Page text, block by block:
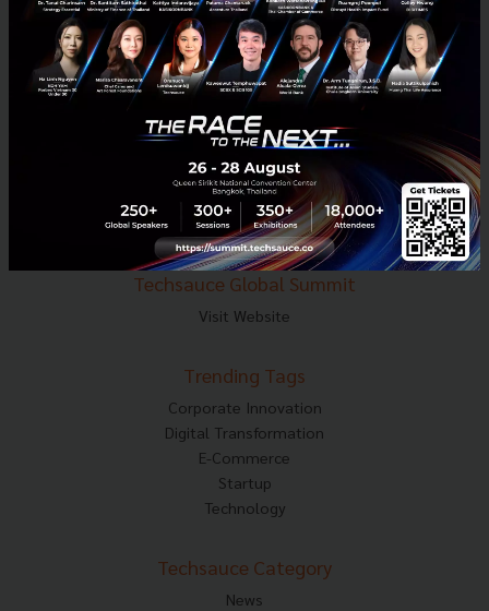
Mobile : 06-4658-9500
Techsauce Media
About Techsauce
Techsauce Services
Privacy Policy
ส่งบทความ
Techsauce Global Summit
Visit Website
Trending Tags
Corporate Innovation
Digital Transformation
E-Commerce
Startup
Technology
Techsauce Category
News